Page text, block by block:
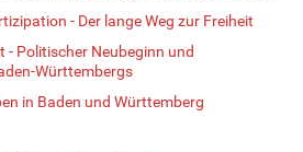
- Der lange Weg zur Freiheit
- Politischer Neubeginn und
Württembergs
in Baden und Württemberg